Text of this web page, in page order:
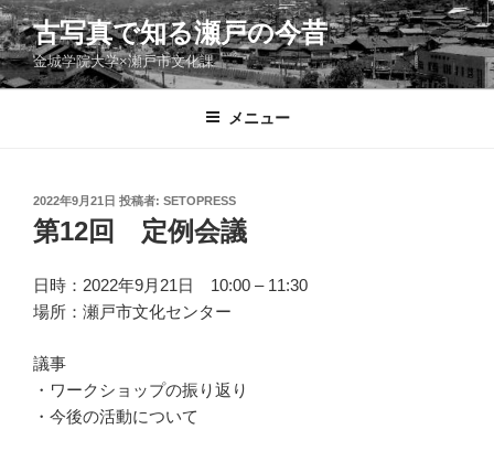
コ
ン
テ
ン
古写真で知る瀬戸の今昔
金城学院大学×瀬戸市文化課
メニュー
投
稿
日:
2022年9月21日 投稿者: SETOPRESS
第12回 定例会議
日時：2022年9月21日 10:00 – 11:30
場所：瀬戸市文化センター
議事
・ワークショップの振り返り
・今後の活動について